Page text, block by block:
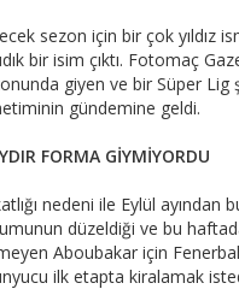
sezon için bir çok yıldız
bir isim çıktı. Fotomaç
giyen ve bir Süper
gündemine geldi.
FORMA GİYMİYORDU
nedeni ile Eylül
düzeldiği ve bu
Aboubakar için
ilk etapta kiralamak